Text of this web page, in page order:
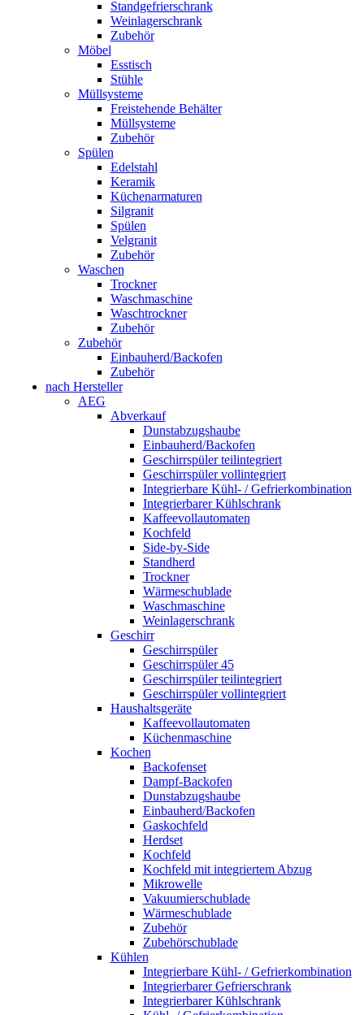
Standgefrierschrank
Weinlagerschrank
Zubehör
Möbel
Esstisch
Stühle
Müllsysteme
Freistehende Behälter
Müllsysteme
Zubehör
Spülen
Edelstahl
Keramik
Küchenarmaturen
Silgranit
Spülen
Velgranit
Zubehör
Waschen
Trockner
Waschmaschine
Waschtrockner
Zubehör
Zubehör
Einbauherd/Backofen
Zubehör
nach Hersteller
AEG
Abverkauf
Dunstabzugshaube
Einbauherd/Backofen
Geschirrspüler teilintegriert
Geschirrspüler vollintegriert
Integrierbare Kühl- / Gefrierkombination
Integrierbarer Kühlschrank
Kaffeevollautomaten
Kochfeld
Side-by-Side
Standherd
Trockner
Wärmeschublade
Waschmaschine
Weinlagerschrank
Geschirr
Geschirrspüler
Geschirrspüler 45
Geschirrspüler teilintegriert
Geschirrspüler vollintegriert
Haushaltsgeräte
Kaffeevollautomaten
Küchenmaschine
Kochen
Backofenset
Dampf-Backofen
Dunstabzugshaube
Einbauherd/Backofen
Gaskochfeld
Herdset
Kochfeld
Kochfeld mit integriertem Abzug
Mikrowelle
Vakuumierschublade
Wärmeschublade
Zubehör
Zubehörschublade
Kühlen
Integrierbare Kühl- / Gefrierkombination
Integrierbarer Gefrierschrank
Integrierbarer Kühlschrank